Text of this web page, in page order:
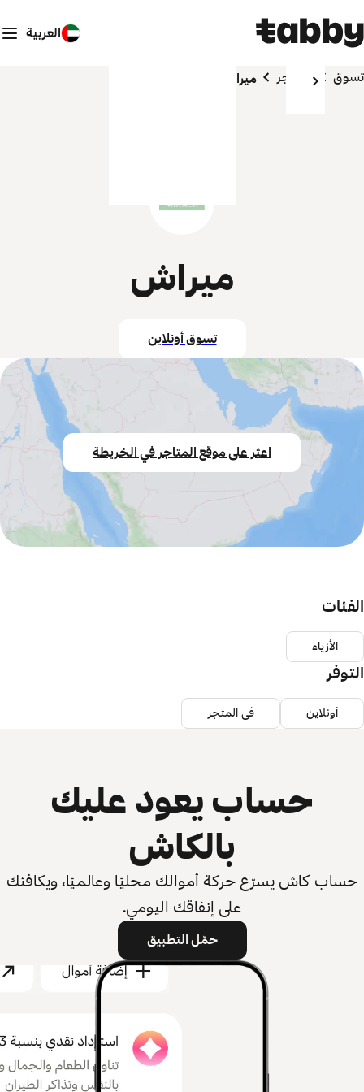
العربية
تسوق المتاجر ميراش
ميراش
تسوق أونلاين
اعثر على موقع المتاجر في الخريطة
الفئات
الأزياء
التوفر
أونلاين في المتجر
حساب يعود عليك
بالكاش
حساب كاش يسرّع حركة أموالك محليًا وعالميًا، ويكافئك
على إنفاقك اليومي.
حمّل التطبيق